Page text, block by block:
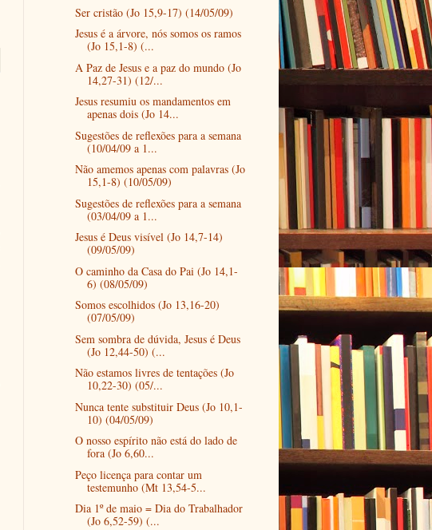
Ser cristão (Jo 15,9-17) (14/05/09)
Jesus é a árvore, nós somos os ramos
(Jo 15,1-8) (...
A Paz de Jesus e a paz do mundo (Jo
14,27-31) (12/...
Jesus resumiu os mandamentos em
apenas dois (Jo 14...
Sugestões de reflexões para a semana
(10/04/09 a 1...
Não amemos apenas com palavras (Jo
15,1-8) (10/05/09)
Sugestões de reflexões para a semana
(03/04/09 a 1...
Jesus é Deus visível (Jo 14,7-14)
(09/05/09)
O caminho da Casa do Pai (Jo 14,1-
6) (08/05/09)
Somos escolhidos (Jo 13,16-20)
(07/05/09)
Sem sombra de dúvida, Jesus é Deus
(Jo 12,44-50) (...
Não estamos livres de tentações (Jo
10,22-30) (05/...
Nunca tente substituir Deus (Jo 10,1-
10) (04/05/09)
O nosso espírito não está do lado de
fora (Jo 6,60...
Peço licença para contar um
testemunho (Mt 13,54-5...
Dia 1º de maio = Dia do Trabalhador
(Jo 6,52-59) (...